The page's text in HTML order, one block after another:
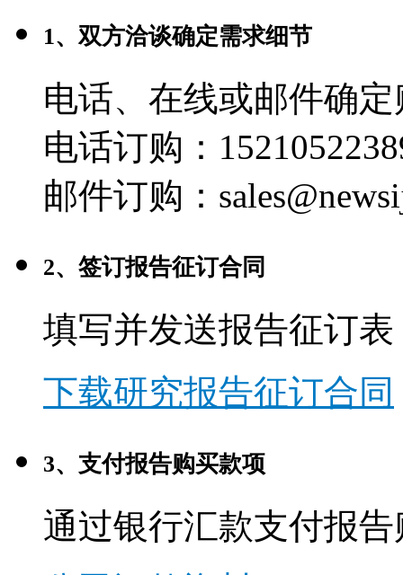
1、双方洽谈确定需求细节
电话、在线或邮件确
电话订购：
邮件订购：
2、签订报告征订合同
填写并发送报告征订表
下载研究报告征订合同
3、支付报告购买款项
通过银行汇款支付报